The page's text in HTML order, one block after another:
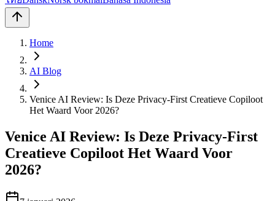
Home
AI Blog
Venice AI Review: Is Deze Privacy-First Creatieve Copiloot
Het Waard Voor 2026?
Venice AI Review: Is Deze Privacy-First
Creatieve Copiloot Het Waard Voor
2026?